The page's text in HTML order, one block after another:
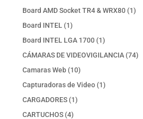
productos
Board AMD Socket TR4 & WRX80 11
Board INTEL 11
producto
Board INTEL LGA 1700 11
producto
CÁMARAS DE VIDEOVIGILANCIA 7474
Camaras Web 1010
productos
Capturadoras de Video 11
CARGADORES 11
CARTUCHOS 44